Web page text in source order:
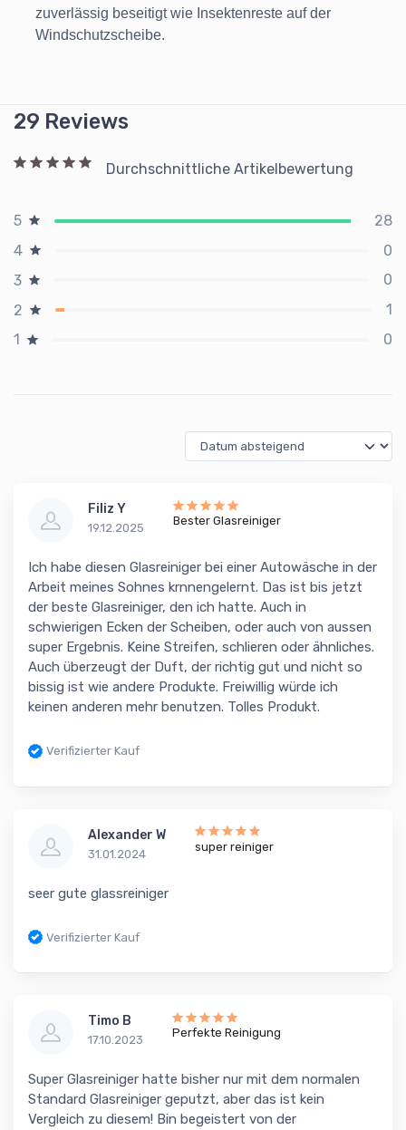
zuverlässig beseitigt wie Insektenreste auf der
Windschutzscheibe.
29 Reviews
Durchschnittliche Artikelbewertung
5
28
4
0
3
0
2
1
1
0
Filiz Y
19.12.2025
Bester Glasreiniger
Ich habe diesen Glasreiniger bei einer Autowäsche in der
Arbeit meines Sohnes krnnengelernt. Das ist bis jetzt
der beste Glasreiniger, den ich hatte. Auch in
schwierigen Ecken der Scheiben, oder auch von aussen
super Ergebnis. Keine Streifen, schlieren oder ähnliches.
Auch überzeugt der Duft, der richtig gut und nicht so
bissig ist wie andere Produkte. Freiwillig würde ich
keinen anderen mehr benutzen. Tolles Produkt.
Verifizierter Kauf
Alexander W
31.01.2024
super reiniger
seer gute glassreiniger
Verifizierter Kauf
Timo B
17.10.2023
Perfekte Reinigung
Super Glasreiniger hatte bisher nur mit dem normalen
Standard Glasreiniger geputzt, aber das ist kein
Vergleich zu diesem! Bin begeistert von der